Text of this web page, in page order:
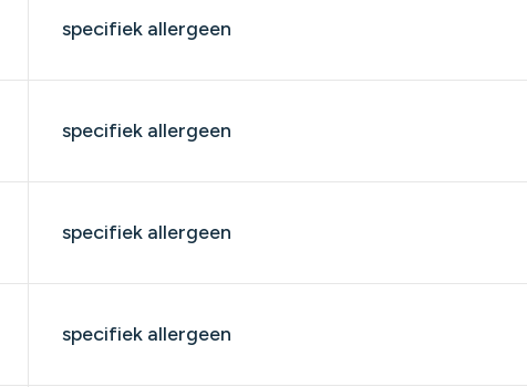
specifiek allergeen
specifiek allergeen
specifiek allergeen
specifiek allergeen